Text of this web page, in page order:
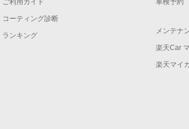
コーティング診断
ランキング
メンテナ
楽天Car
楽天マイ